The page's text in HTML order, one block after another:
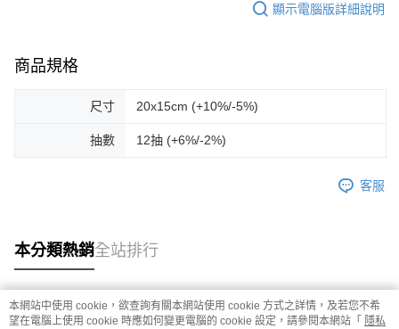
顯示電腦版詳細說明
商品規格
尺寸 20x15cm (+10%/-5%)
抽數 12抽 (+6%/-2%)
客服
本分類熱銷全站排行
熱門標籤
本網站中使用 cookie，欲查詢有關本網站使用 cookie 方式之詳情，及若您不希
望在電腦上使用 cookie 時應如何變更電腦的 cookie 設定，請參閱本網站「 隱私